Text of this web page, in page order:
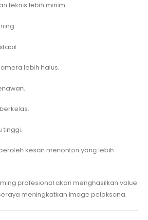
teknis lebih minim.
lebih halus.
tinggi.
kesan menonton yang lebih
profesional akan menghasilkan value
meningkatkan image pelaksana.